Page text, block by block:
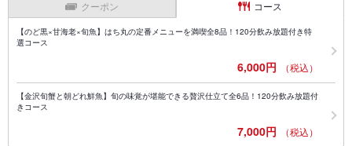
クーポン コース
【のど黒×甘海老×旬魚】はち丸の定番メニューを満喫全8品！120分飲み放題付き特
選コース
6,000円 （税込）
【金沢旬蟹と朝どれ鮮魚】旬の味覚が堪能できる贅沢仕立て全6品！120分飲み放題付
きコース
7,000円 （税込）